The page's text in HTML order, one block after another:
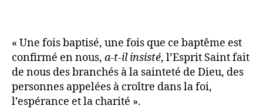
« Une fois baptisé, une fois que ce baptême est
confirmé en nous, a-t-il insisté, l’Esprit Saint fait
de nous des branchés à la sainteté de Dieu, des
personnes appelées à croître dans la foi,
l’espérance et la charité ».